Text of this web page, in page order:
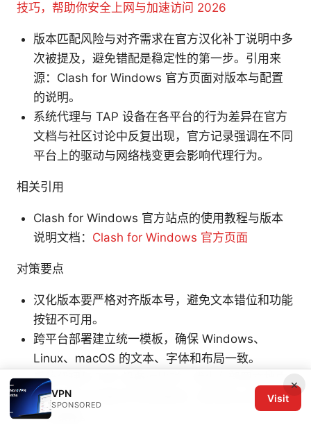
技巧，帮助你安全上网与加速访问 2026
版本匹配风险与对齐需求在官方汉化补丁说明中多
次被提及，避免错配是稳定性的第一步。引用来
源：Clash for Windows 官方页面对版本与配置
的说明。
系统代理与 TAP 设备在各平台的行为差异在官方
文档与社区讨论中反复出现，官方记录强调在不同
平台上的驱动与网络栈变更会影响代理行为。
相关引用
Clash for Windows 官方站点的使用教程与版本
说明文档： Clash for Windows 官方页面
对策要点
汉化版本要严格对齐版本号，避免文本错位和功能
按钮不可用。
跨平台部署建立统一模板，确保 Windows、
Linux、macOS 的文本、字体和布局一致。
系统代理与 TAP 设备对比时，优先在部署文档中
列出各平台的差异与注意事项，配合默认设置的统
一性策略。
×
VPN
SPONSORED
Visit